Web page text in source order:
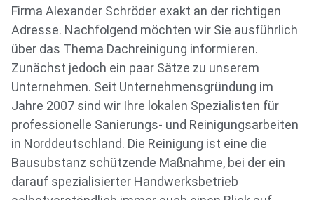
Firma Alexander Schröder exakt an der richtigen
Adresse. Nachfolgend möchten wir Sie ausführlich
über das Thema Dachreinigung informieren.
Zunächst jedoch ein paar Sätze zu unserem
Unternehmen. Seit Unternehmensgründung im
Jahre 2007 sind wir Ihre lokalen Spezialisten für
professionelle Sanierungs- und Reinigungsarbeiten
in Norddeutschland. Die Reinigung ist eine die
Bausubstanz schützende Maßnahme, bei der ein
darauf spezialisierter Handwerksbetrieb